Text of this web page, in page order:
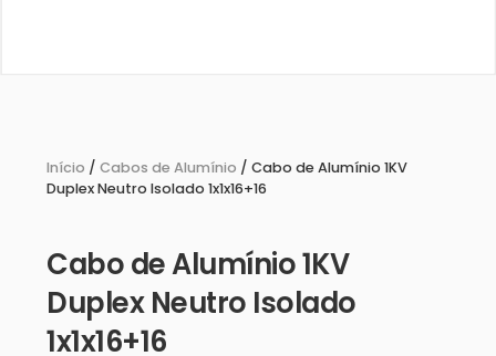
Início / Cabos de Alumínio / Cabo de Alumínio 1KV
Duplex Neutro Isolado 1x1x16+16
Cabo de Alumínio 1KV
Duplex Neutro Isolado
1x1x16+16